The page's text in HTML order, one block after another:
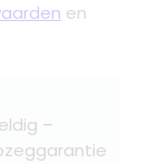
en
–